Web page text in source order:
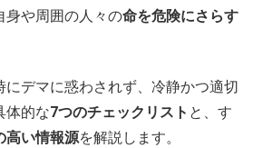
身や周囲の人々の命を危険にさらす
にデマに惑わされず、冷静かつ適切
体的な7つのチェックリスト と、す
高い情報源を解説します。